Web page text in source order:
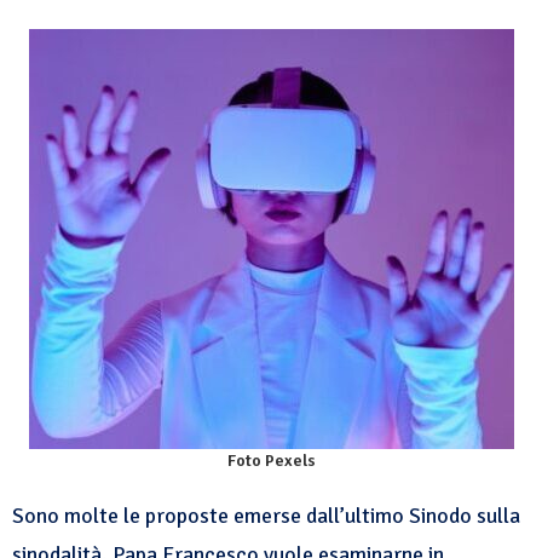
Foto Pexels
Sono molte le proposte emerse dall’ultimo Sinodo sulla